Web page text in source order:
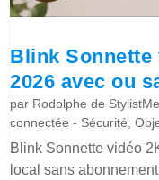
Blink Sonnette
2026 avec ou
par Rodolphe de StylistMe
connectée - Sécurité,
Blink Sonnette vidéo
local sans